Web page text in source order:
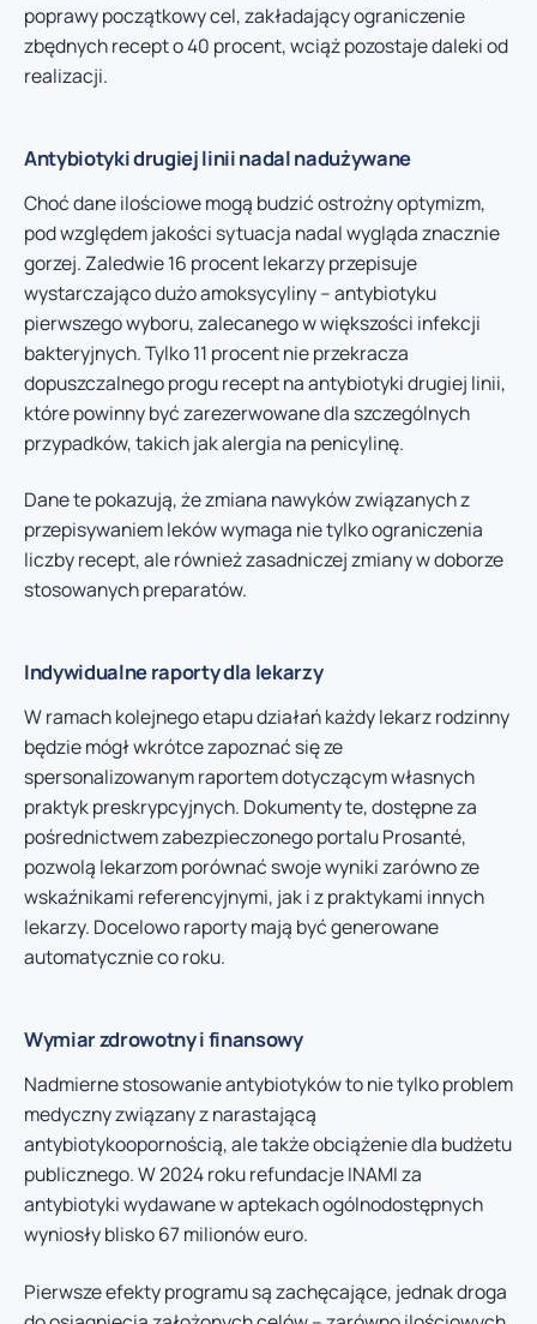
poprawy początkowy cel, zakładający ograniczenie
zbędnych recept o 40 procent, wciąż pozostaje daleki od
realizacji.
Antybiotyki drugiej linii nadal nadużywane
Choć dane ilościowe mogą budzić ostrożny optymizm,
pod względem jakości sytuacja nadal wygląda znacznie
gorzej. Zaledwie 16 procent lekarzy przepisuje
wystarczająco dużo amoksycyliny – antybiotyku
pierwszego wyboru, zalecanego w większości infekcji
bakteryjnych. Tylko 11 procent nie przekracza
dopuszczalnego progu recept na antybiotyki drugiej linii,
które powinny być zarezerwowane dla szczególnych
przypadków, takich jak alergia na penicylinę.
Dane te pokazują, że zmiana nawyków związanych z
przepisywaniem leków wymaga nie tylko ograniczenia
liczby recept, ale również zasadniczej zmiany w doborze
stosowanych preparatów.
Indywidualne raporty dla lekarzy
W ramach kolejnego etapu działań każdy lekarz rodzinny
będzie mógł wkrótce zapoznać się ze
spersonalizowanym raportem dotyczącym własnych
praktyk preskrypcyjnych. Dokumenty te, dostępne za
pośrednictwem zabezpieczonego portalu Prosanté,
pozwolą lekarzom porównać swoje wyniki zarówno ze
wskaźnikami referencyjnymi, jak i z praktykami innych
lekarzy. Docelowo raporty mają być generowane
automatycznie co roku.
Wymiar zdrowotny i finansowy
Nadmierne stosowanie antybiotyków to nie tylko problem
medyczny związany z narastającą
antybiotykoopornością, ale także obciążenie dla budżetu
publicznego. W 2024 roku refundacje INAMI za
antybiotyki wydawane w aptekach ogólnodostępnych
wyniosły blisko 67 milionów euro.
Pierwsze efekty programu są zachęcające, jednak droga